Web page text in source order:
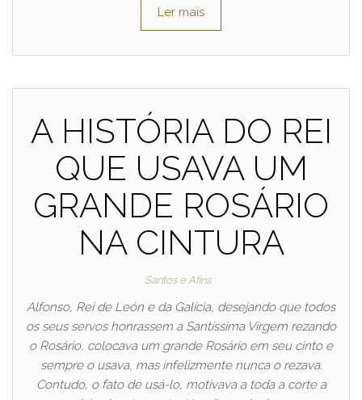
Ler mais
A HISTÓRIA DO REI
QUE USAVA UM
GRANDE ROSÁRIO
NA CINTURA
Santos e Afins
Alfonso, Rei de León e da Galícia, desejando que todos
os seus servos honrassem a Santíssima Virgem rezando
o Rosário, colocava um grande Rosário em seu cinto e
sempre o usava, mas infelizmente nunca o rezava.
Contudo, o fato de usá-lo, motivava a toda a corte a